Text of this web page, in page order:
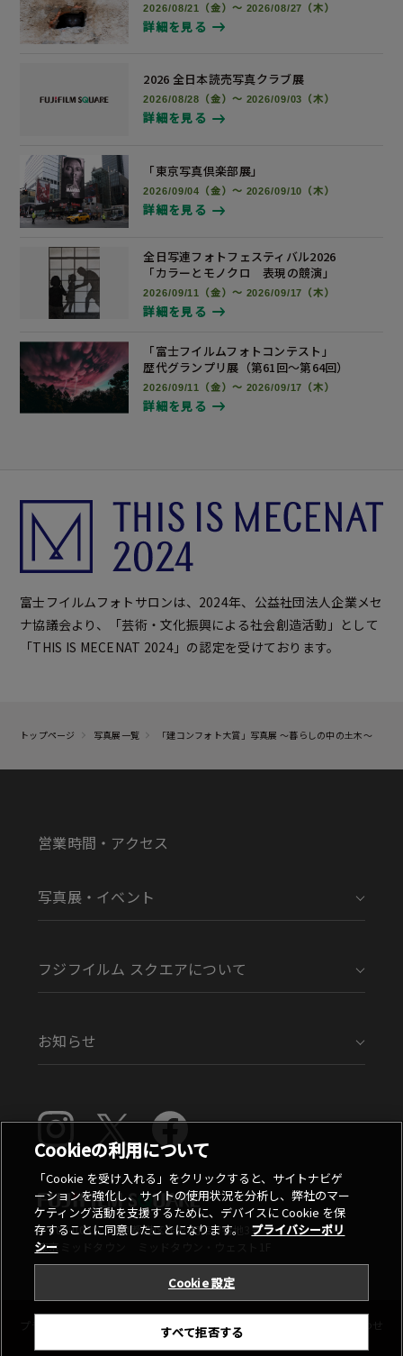
2026/08/21（金）～ 2026/08/27（木）
詳細を見る
2026 全日本読売写真クラブ展
2026/08/28（金）～ 2026/09/03（木）
詳細を見る
「東京写真倶楽部展」
2026/09/04（金）～ 2026/09/10（木）
詳細を見る
全日写連フォトフェスティバル2026
「カラーとモノクロ 表現の競演」
2026/09/11（金）～ 2026/09/17（木）
詳細を見る
「富士フイルムフォトコンテスト」
歴代グランプリ展 （第61回～第64回）
2026/09/11（金）～ 2026/09/17（木）
詳細を見る
富士フイルムフォトサロンは、2024年、公益社団法人企業メセ
ナ協議会より、「芸術・文化振興による社会創造活動」として
「THIS IS MECENAT 2024」の認定を受けております。
トップページ 写真展一覧 「建コンフォト大賞」写真展 ～暮らしの中の土木～
営業時間・アクセス
写真展・イベント
フジフイルム スクエアについて
お知らせ
〒107-0052 東京都港区赤坂9丁目7番地3号
東京ミッドタウン ミッドタウン・ウェスト1F
プライバシーポリシー ご利用条件 お問い合わせ
Cookieの利用について
「Cookie を受け入れる」をクリックすると、サイトナビゲ
ーションを強化し、サイトの使用状況を分析し、弊社のマー
ケティング活動を支援するために、デバイスに Cookie を保
存することに同意したことになります。
プライバシーポリ
シー
Cookie 設定
すべて拒否する